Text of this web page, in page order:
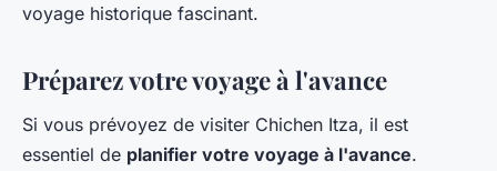
voyage historique fascinant.
Préparez votre voyage à l'avance
Si vous prévoyez de visiter Chichen Itza, il est
essentiel de planifier votre voyage à l'avance.